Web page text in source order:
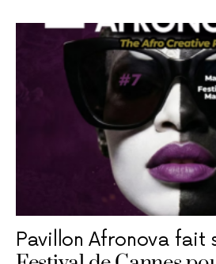
Pavillon Afronova fait